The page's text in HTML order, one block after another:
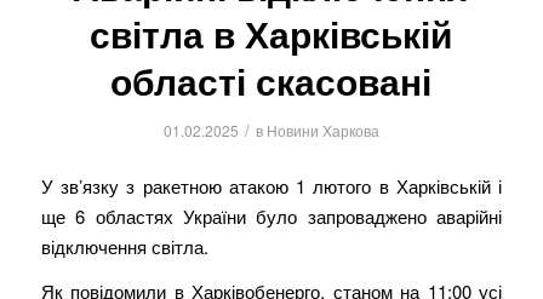
світла в Харківській
області скасовані
01.02.2025 / в Новини Харкова
У зв’язку з ракетною атакою 1 лютого в Харківській і
ще 6 областях України було запроваджено аварійні
відключення світла.
Як повідомили в Харківобенерго, станом на 11:00 усі